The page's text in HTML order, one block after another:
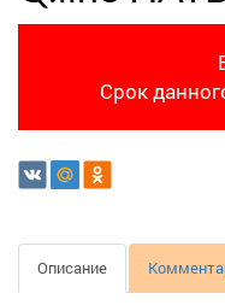
Срок
Описание